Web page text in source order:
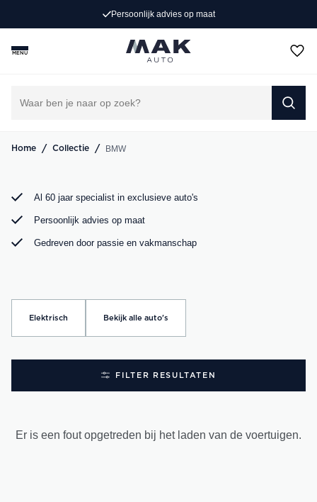
MENU
Home / Collectie / BMW
Rijd weg in jouw droom-BMW. Bij MAK Auto vind je een
exclusief aanbod BMW occasions, van de sportieve BMW
3 Serie tot de ruime BMW X5. Bekijk ons aanbod online of
Al 60 jaar specialist in exclusieve auto's
Persoonlijk advies op maat
Gedreven door passie en vakmanschap
Elektrisch Bekijk alle auto's
FILTER RESULTATEN
Er is een fout opgetreden bij het laden van de voertuigen.